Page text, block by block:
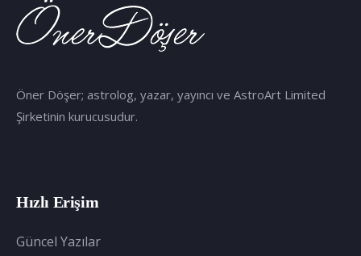
Öner Döşer; astrolog, yazar, yayıncı ve AstroArt Limited
Şirketinin kurucusudur.
Hızlı Erişim
Güncel Yazılar